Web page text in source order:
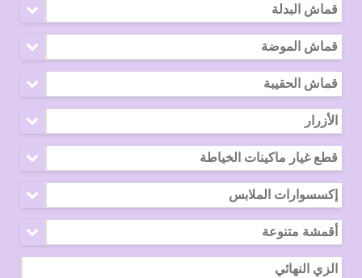
قماش البدلة
قماش الموضة
قماش الحقيبة
الأزرار
قطع غيار ماكينات الخياطة
إكسسوارات الملابس
أقمشة متنوعة
الزي النهائي